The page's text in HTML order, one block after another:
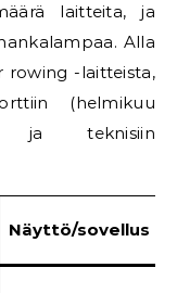
laitteita, ja
Alla
rowing -laitteista,
(helmikuu
ja teknisiin
Näyttö/sovellus